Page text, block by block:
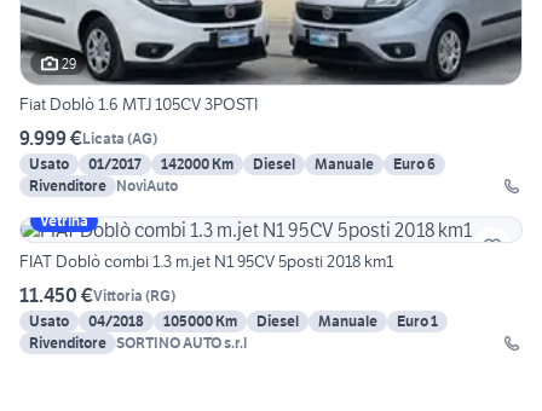
29
Fiat Doblò 1.6 MTJ 105CV 3POSTI
9.999 €Licata (AG)
Usato
01/2017 142000 Km Diesel Manuale
Euro 6
Rivenditore NoviAuto
Vetrina
FIAT Doblò combi 1.3 m.jet N1 95CV 5posti 2018 km1
11.450 €Vittoria (RG)
Usato
04/2018 105000 Km Diesel Manuale
Euro 1
Rivenditore SORTINO AUTO s.r.l